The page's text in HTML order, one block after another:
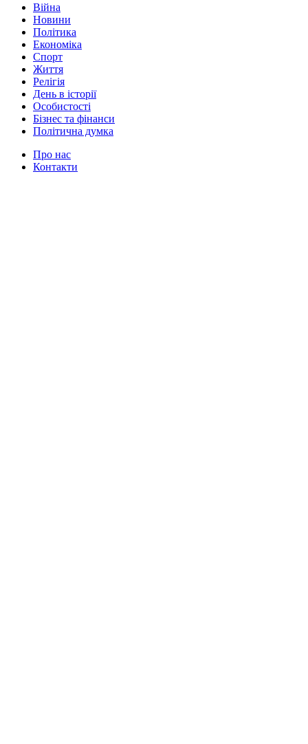
Війна
Новини
Політика
Економіка
Спорт
Життя
Релігія
День в історії
Особистості
Бізнес та фінанси
Політична думка
Про нас
Контакти